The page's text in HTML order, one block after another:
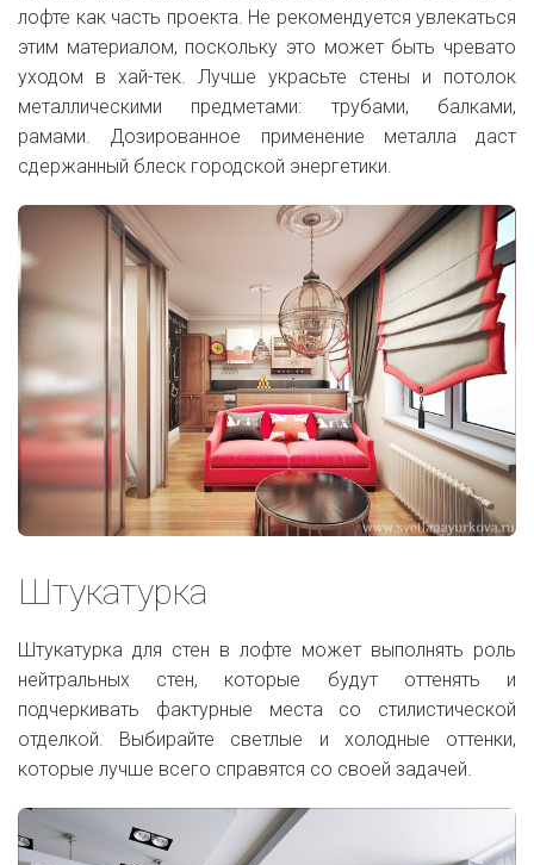
лофте как часть проекта. Не рекомендуется увлекаться
этим материалом, поскольку это может быть чревато
уходом в хай-тек. Лучше украсьте стены и потолок
металлическими предметами: трубами, балками,
рамами. Дозированное применение металла даст
сдержанный блеск городской энергетики.
Штукатурка
Штукатурка для стен в лофте может выполнять роль
нейтральных стен, которые будут оттенять и
подчеркивать фактурные места со стилистической
отделкой. Выбирайте светлые и холодные оттенки,
которые лучше всего справятся со своей задачей.